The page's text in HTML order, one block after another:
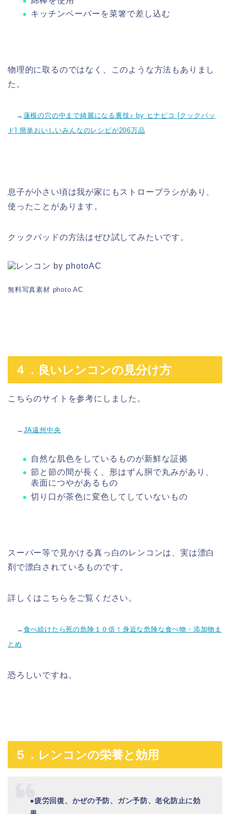
キッチンペーパーを菜箸で差し込む
物理的に取るのではなく、このような方法もありまし
た。
→ 蓮根の穴の中まで綺麗になる裏技♪ by ヒナピコ [クックパッ
ド] 簡単おいしいみんなのレシピが206万品
息子が小さい頃は我が家にもストローブラシがあり、
使ったことがあります。
クックパッドの方法はぜひ試してみたいです。
無料写真素材 photo AC
４．良いレンコンの見分け方
こちらのサイトを参考にしました。
→ JA遠州中央
自然な肌色をしているものが新鮮な証拠
節と節の間が長く、形はずん胴で丸みがあり、
表面につやがあるもの
切り口が茶色に変色してしていないもの
スーパー等で見かける真っ白のレンコンは、実は漂白
剤で漂白されているものです。
詳しくはこちらをご覧ください。
→ 食べ続けたら死の危険１０倍！身近な危険な食べ物・添加物ま
とめ
恐ろしいですね。
５．レンコンの栄養と効用
●疲労回復、かぜの予防、ガン予防、老化防止に効